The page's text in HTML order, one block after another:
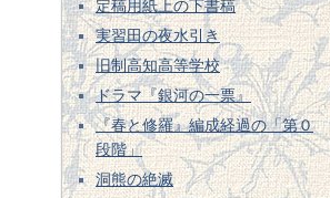
定稿用紙上の下書稿
実習田の夜水引き
旧制高知高等学校
ドラマ『銀河の一票』
『春と修羅』編成経過の「第０
段階」
洞熊の絶滅